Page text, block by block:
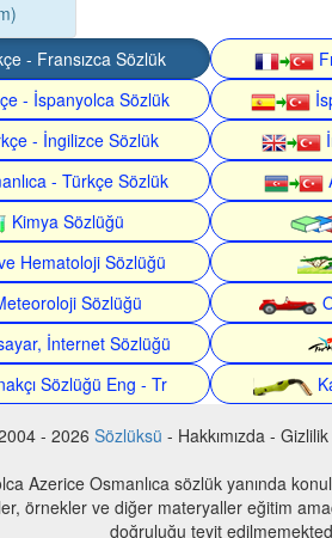
- Fransızca Sözlük
- İspanyolca Sözlük
- İngilizce Sözlük
- Türkçe Sözlük
Kimya Sözlüğü
Hematoloji Sözlüğü
Sözlüğü
İnternet Sözlüğü
Sözlüğü Eng - Tr
- 2026 Sözlüksü - Hakkımızda -
Azerice Osmanlıca sözlük yanında
örnekler ve diğer materyaller eğitim
doğruluğu teyit